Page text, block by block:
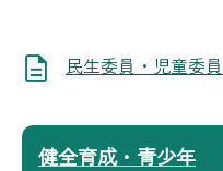
民生委員・児童委員
健全育成・青少年